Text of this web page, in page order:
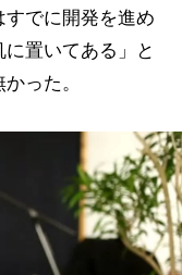
でに開発を進め
置いてある」と
った。